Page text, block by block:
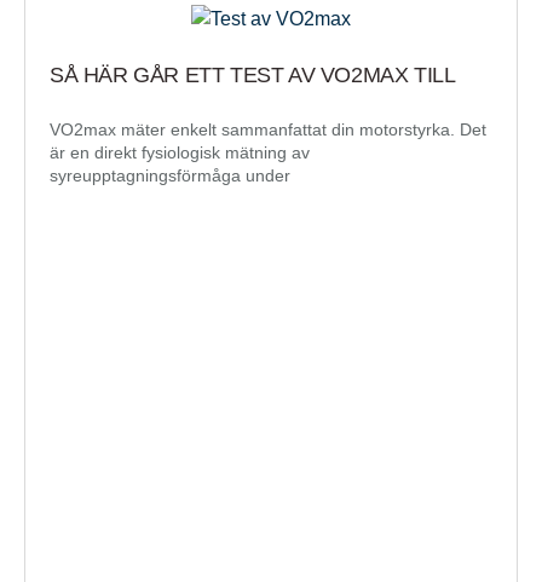
SÅ HÄR GÅR ETT TEST AV VO2MAX TILL
VO2max mäter enkelt sammanfattat din motorstyrka. Det
är en direkt fysiologisk mätning av
syreupptagningsförmåga under